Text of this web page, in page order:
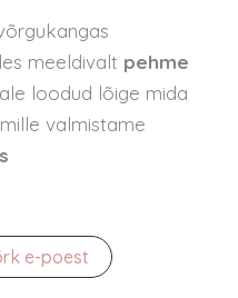
meeldivalt pehme
loodud lõige mida
valmistame
e-poest